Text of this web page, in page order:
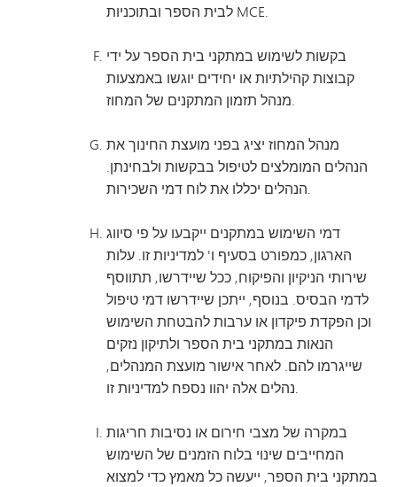
לבית הספר ובתוכניות MCE.
בקשות לשימוש במתקני בית הספר על ידי
קבוצות קהילתיות או יחידים יוגשו באמצעות
מנהל תזמון המתקנים של המחוז.
מנהל המחוז יציג בפני מועצת החינוך את
הנהלים המומלצים לטיפול בבקשות ולבחינתן.
הנהלים יכללו את לוח דמי השכירות.
דמי השימוש במתקנים ייקבעו על פי סיווג
הארגון, כמפורט בסעיף ו' למדיניות זו. עלות
שירותי הניקיון והפיקוח, ככל שיידרשו, תתווסף
לדמי הבסיס. בנוסף, ייתכן שיידרשו דמי טיפול
וכן הפקדת פיקדון או ערבות להבטחת השימוש
הנאות במתקני בית הספר ולתיקון נזקים
שייגרמו להם. לאחר אישור מועצת המנהלים,
נהלים אלה יהוו נספח למדיניות זו.
במקרה של מצבי חירום או נסיבות חריגות
המחייבים שינוי בלוח הזמנים של השימוש
במתקני בית הספר, ייעשה כל מאמץ כדי למצוא